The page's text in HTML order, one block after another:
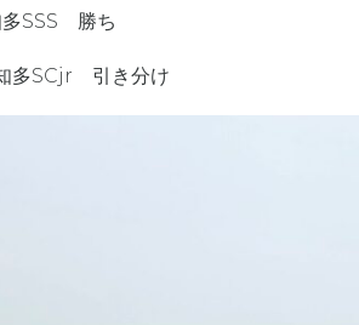
多SSS 勝ち
多SCjr 引き分け